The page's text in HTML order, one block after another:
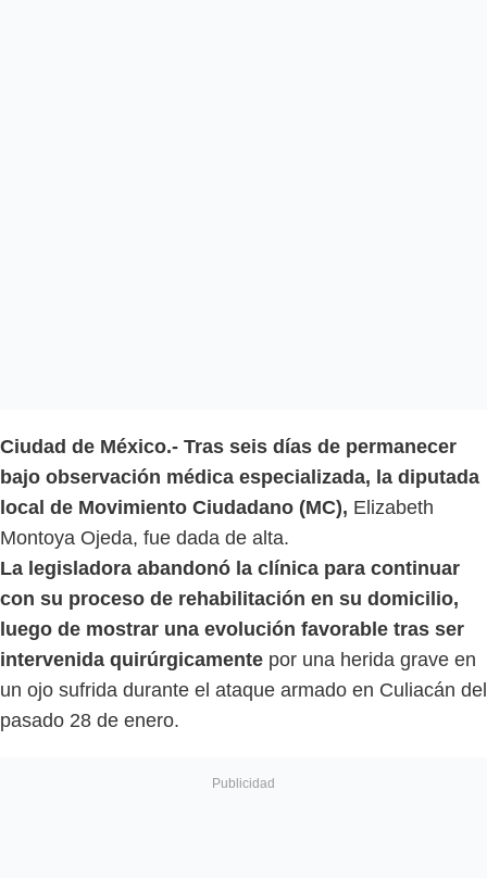
Ciudad de México.- Tras seis días de permanecer
bajo observación médica especializada, la diputada
local de Movimiento Ciudadano (MC), Elizabeth
Montoya Ojeda, fue dada de alta.
La legisladora abandonó la clínica para continuar
con su proceso de rehabilitación en su domicilio,
luego de mostrar una evolución favorable tras ser
intervenida quirúrgicamente por una herida grave en
un ojo sufrida durante el ataque armado en Culiacán del
pasado 28 de enero.